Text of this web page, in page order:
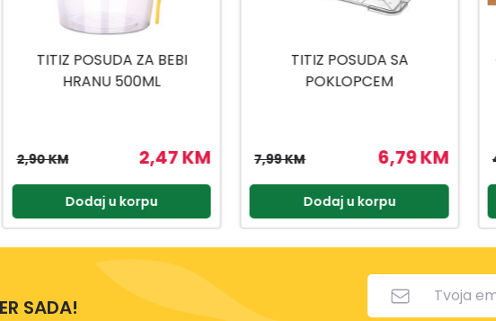
TITIZ POSUDA SA
POKLOPCEM
6,79 KM
7,99 KM
Dodaj u korpu
CLICK&LOCK POSUDA 2,3 L
4,21 KM
4,95 KM
Dodaj u korpu
SADA!